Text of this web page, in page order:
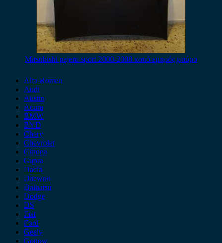
Mitsubishi pajero sport 2000-2008 καπό εμπρός μαύρο
Alfa Romeo
Audi
Austin
Acura
BMW
BYD
Chery
Chevrolet
Citroen
Cupra
Dacia
Daewoo
Daihatsu
Dodge
DS
Fiat
Ford
Geely
Gonow